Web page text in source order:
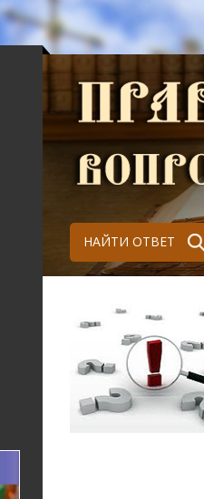
НАЙТИ ОТВЕТ